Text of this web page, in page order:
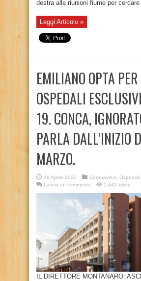
destra alle riunioni fiume per
Leggi Articolo »
EMILIANO OPTA PER
OSPEDALI
19. CONCA,
PARLA DALL’INIZIO
MARZO.
19 Aprile 2020 Coronavirus Ospedali
Lascia un commento
1,441 Visite
IL DIRETTORE MONTANARO: